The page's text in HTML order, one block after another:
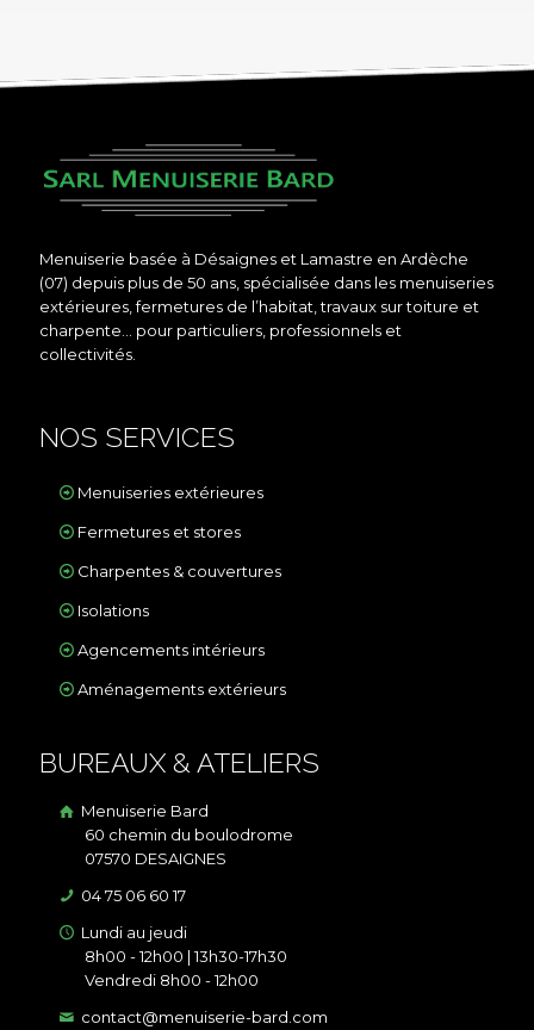
Menuiserie basée à Désaignes et Lamastre en Ardèche
(07) depuis plus de 50 ans, spécialisée dans les menuiseries
extérieures, fermetures de l’habitat, travaux sur toiture et
charpente… pour particuliers, professionnels et
collectivités.
NOS SERVICES
Menuiseries extérieures
Fermetures et stores
Charpentes & couvertures
Isolations
Agencements intérieurs
Aménagements extérieurs
BUREAUX & ATELIERS
Menuiserie Bard
60 chemin du boulodrome
07570 DESAIGNES
04 75 06 60 17
Lundi au jeudi
8h00 - 12h00 | 13h30-17h30
Vendredi 8h00 - 12h00
contact@menuiserie-bard.com